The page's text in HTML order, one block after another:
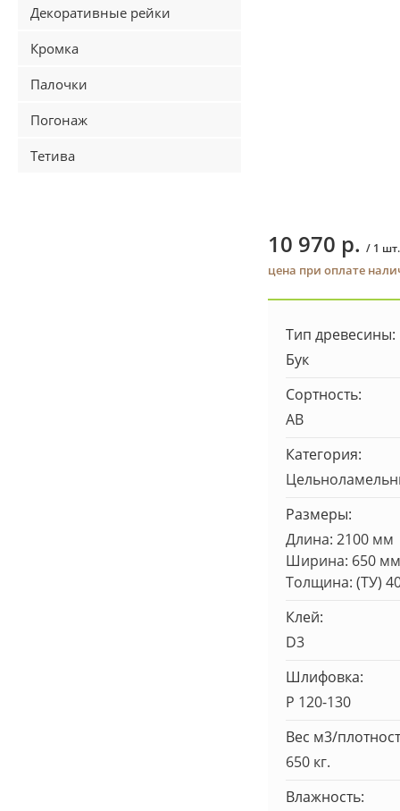
Декоративные рейки
Кромка
Палочки
Погонаж
Тетива
10 970 р. / 1 шт.
цена при оплате
Тип древесины:
Бук
Сортность:
AB
Категория:
Размеры:
Длина: 2100 мм
Ширина: 650 мм
Толщина: (ТУ)
Клей:
D3
Шлифовка:
Р 120-130
Вес м3/
650 кг.
Влажность: